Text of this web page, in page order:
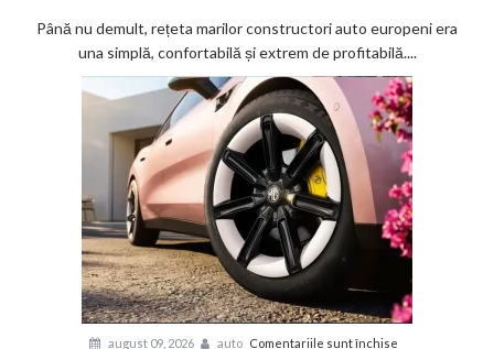
din
Europa:
Cum
a
obligat
concurența
din
Asia
giganții
VW
Până nu demult, rețeta marilor constructori auto europeni era
una simplă, confortabilă și extrem de profitabilă....
august 09, 2026 auto Comentariile sunt închise